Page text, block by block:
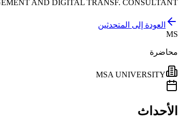
AND DIGITAL TRANSF. CONSULTANT
العودة إلى المتحدثين
MS
محاضرة
MSA UNIVERSITY
الأحداث